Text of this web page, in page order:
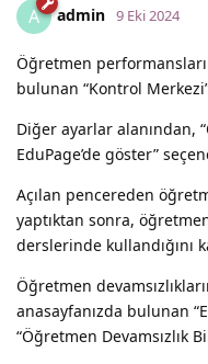
A admin 9 Eki 2024
Öğretmen
bulunan “Kontrol
Diğer ayarlar alanından,
EduPage’de göster”
Açılan pencereden
yaptıktan sonra,
derslerinde
Öğretmen
anasayfanızda bulunan
“Öğretmen Devamsızlık